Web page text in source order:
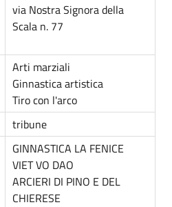
via Nostra Signora della
Scala n. 77
Arti marziali
Ginnastica artistica
Tiro con l'arco
tribune
GINNASTICA LA FENICE
VIET VO DAO
ARCIERI DI PINO E DEL
CHIERESE